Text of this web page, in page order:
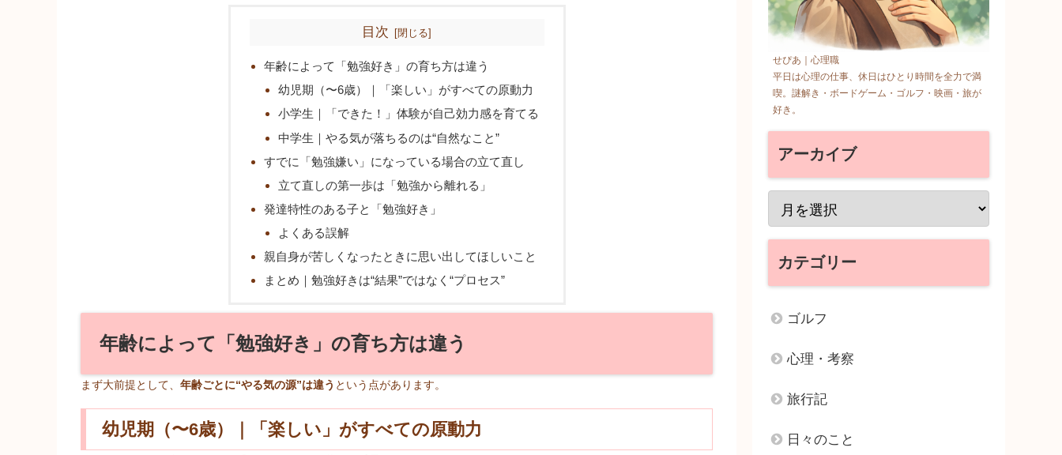
目次
年齢によって「勉強好き」の育ち方は違う
幼児期（〜6歳）｜「楽しい」がすべての原動力
小学生｜「できた！」体験が自己効力感を育てる
中学生｜やる気が落ちるのは“自然なこと”
すでに「勉強嫌い」になっている場合の立て直し
立て直しの第一歩は「勉強から離れる」
発達特性のある子と「勉強好き」
よくある誤解
親自身が苦しくなったときに思い出してほしいこと
まとめ｜勉強好きは“結果”ではなく“プロセス”
年齢によって「勉強好き」の育ち方は違う
まず大前提として、 年齢ごとに“やる気の源”は違う という点があります。
幼児期（〜6歳）｜「楽しい」がすべての原動力
せぴあ｜心理職
平日は心理の仕事、休日はひとり時間を全力で満
喫。謎解き・ボードゲーム・ゴルフ・映画・旅が
好き。
アーカイブ
カテゴリー
ゴルフ
心理・考察
旅行記
日々のこと